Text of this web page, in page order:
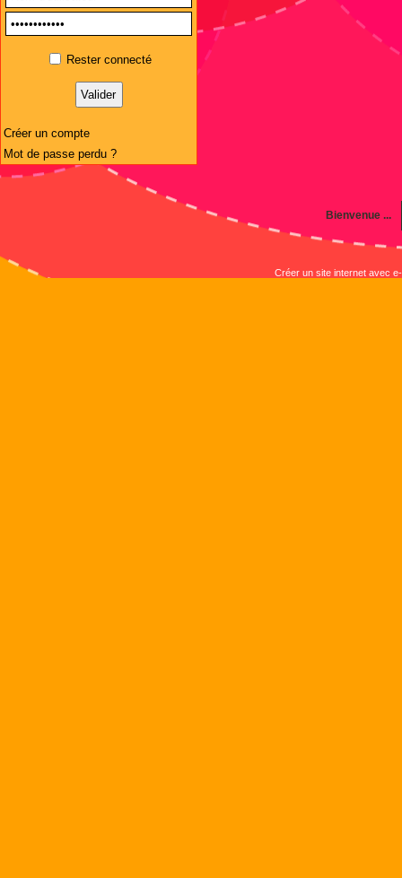
Rester connecté
Créer un compte
Mot de passe perdu ?
Bienvenue ...
Créer un site internet avec